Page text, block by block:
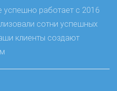
успешно работает с 2016
сотни успешных
клиенты создают